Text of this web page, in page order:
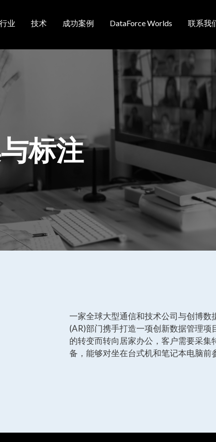
行业 技术 成功案例 DataForce Worlds 联系我
标注
一家全球大型通信和技术公司与创博
(AR)部门携手打造一项创新数据管理
的转变而转向居家办公，客户需要采
备，能够对坐在台式机和笔记本电脑前